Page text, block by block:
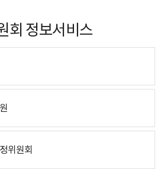
회 정보서비스
위원회